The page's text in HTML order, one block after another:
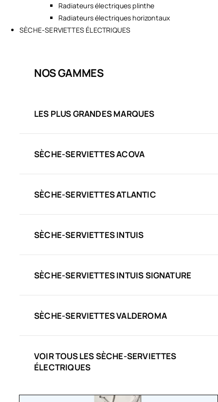
Radiateurs électriques plinthe
Radiateurs électriques horizontaux
SÈCHE-SERVIETTES ÉLECTRIQUES
NOS GAMMES
LES PLUS GRANDES MARQUES
SÈCHE-SERVIETTES ACOVA
SÈCHE-SERVIETTES ATLANTIC
SÈCHE-SERVIETTES INTUIS
SÈCHE-SERVIETTES INTUIS SIGNATURE
SÈCHE-SERVIETTES VALDEROMA
VOIR TOUS LES SÈCHE-SERVIETTES
ÉLECTRIQUES